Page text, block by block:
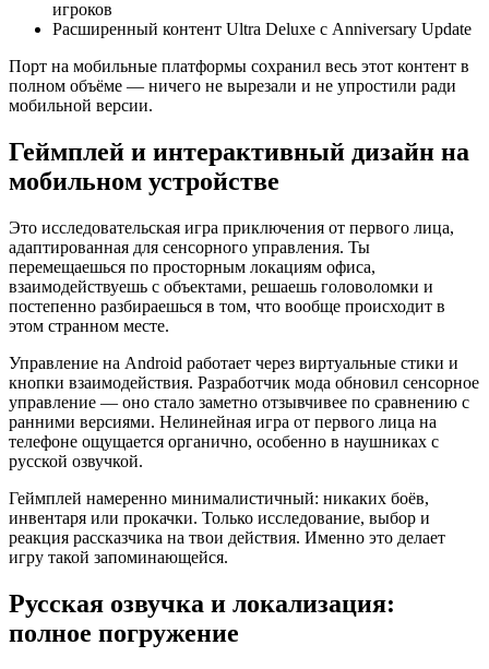
игроков
Расширенный контент Ultra Deluxe с Anniversary Update
Порт на мобильные платформы сохранил весь этот контент в
полном объёме — ничего не вырезали и не упростили ради
мобильной версии.
Геймплей и интерактивный дизайн на
мобильном устройстве
Это исследовательская игра приключения от первого лица,
адаптированная для сенсорного управления. Ты
перемещаешься по просторным локациям офиса,
взаимодействуешь с объектами, решаешь головоломки и
постепенно разбираешься в том, что вообще происходит в
этом странном месте.
Управление на Android работает через виртуальные стики и
кнопки взаимодействия. Разработчик мода обновил сенсорное
управление — оно стало заметно отзывчивее по сравнению с
ранними версиями. Нелинейная игра от первого лица на
телефоне ощущается органично, особенно в наушниках с
русской озвучкой.
Геймплей намеренно минималистичный: никаких боёв,
инвентаря или прокачки. Только исследование, выбор и
реакция рассказчика на твои действия. Именно это делает
игру такой запоминающейся.
Русская озвучка и локализация:
полное погружение